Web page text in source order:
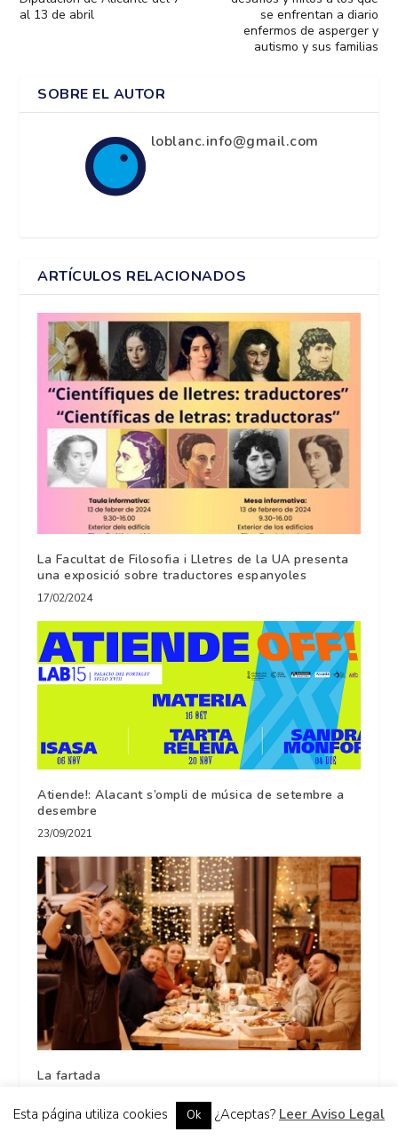
al 13 de abril
se enfrentan a diario
enfermos de asperger y
autismo y sus familias
SOBRE EL AUTOR
loblanc.info@gmail.com
ARTÍCULOS RELACIONADOS
La Facultat de Filosofia i Lletres de la UA presenta
una exposició sobre traductores espanyoles
17/02/2024
Atiende!: Alacant s’ompli de música de setembre a
desembre
23/09/2021
La fartada
Esta página utiliza cookies Ok ¿Aceptas? Leer Aviso Legal